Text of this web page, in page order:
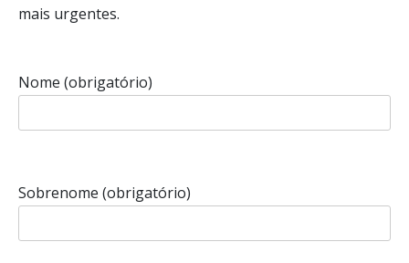
mais urgentes.
Nome (obrigatório)
Sobrenome (obrigatório)